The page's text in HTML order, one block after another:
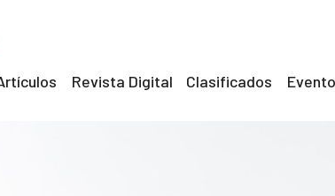
Revista Digital Clasificados